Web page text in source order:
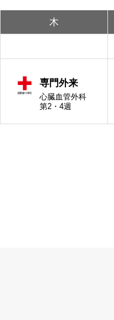
リハビリテーション科
木
専門外来
心臓血管外科
第2・4週